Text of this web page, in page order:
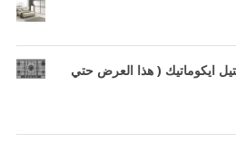
ستيل ايكوماتيك ( هذا العرض حتي